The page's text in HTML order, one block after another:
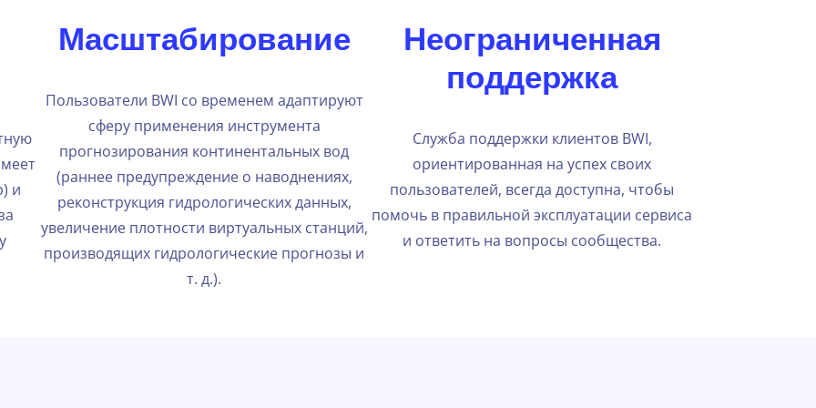
и
Масштабирование
Пользователи BWI со временем адаптируют
сферу применения инструмента
прогнозирования континентальных вод
(раннее предупреждение о наводнениях,
реконструкция гидрологических данных,
увеличение плотности виртуальных станций,
производящих гидрологические прогнозы и
т. д.).
Неограниченная
поддержка
Служба поддержки клиентов BWI,
ориентированная на успех своих
пользователей, всегда доступна, чтобы
помочь в правильной эксплуатации сервиса
и ответить на вопросы сообщества.